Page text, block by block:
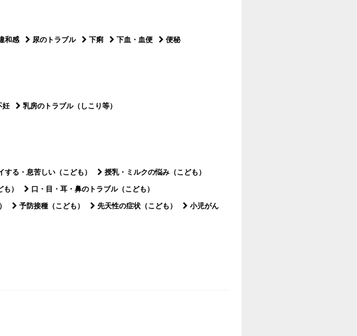
和感 尿のトラブル 下痢 下血・血便
便秘
妊
乳房のトラブル（しこり等）
する・息苦しい（こども）
授乳・ミルクの悩み（こども）
）
口・目・耳・鼻のトラブル（こども）
予防接種（こども） 先天性の症状（こども）
小児がん